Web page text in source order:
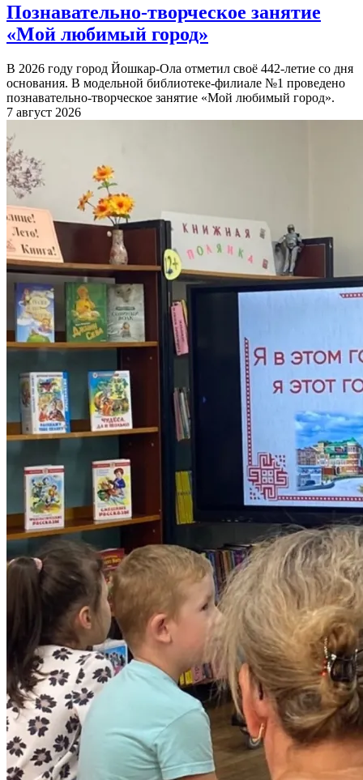
Познавательно-творческое занятие
«Мой любимый город»
В 2026 году город Йошкар-Ола отметил своё 442-летие со дня
основания. В модельной библиотеке-филиале №1 проведено
познавательно-творческое занятие «Мой любимый город».
7 август 2026